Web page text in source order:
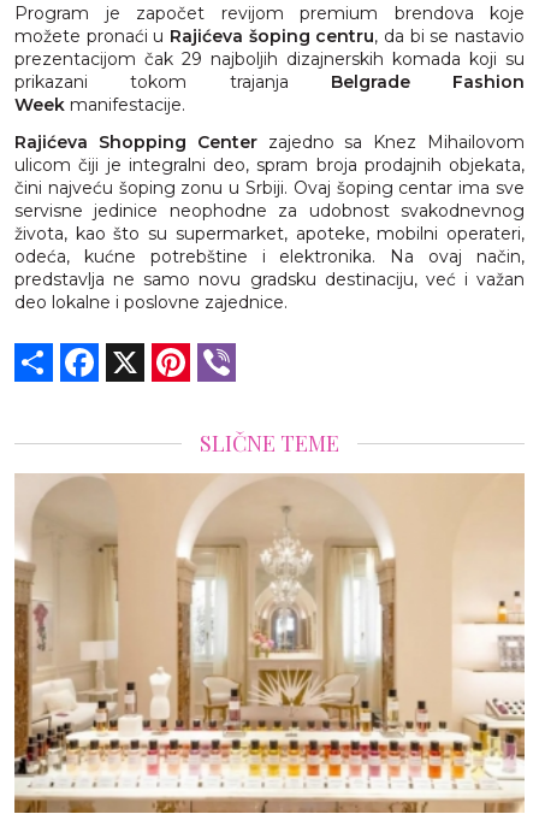
Program je započet revijom premium brendova koje
možete pronaći u Rajićeva šoping centru, da bi se nastavio
prezentacijom čak 29 najboljih dizajnerskih komada koji su
prikazani tokom trajanja Belgrade Fashion
Week manifestacije.
Rajićeva Shopping Centerzajedno sa Knez Mihailovom
ulicom čiji je integralni deo, spram broja prodajnih objekata,
čini najveću šoping zonu u Srbiji. Ovaj šoping centar ima sve
servisne jedinice neophodne za udobnost svakodnevnog
života, kao što su supermarket, apoteke, mobilni operateri,
odeća, kućne potrebštine i elektronika. Na ovaj način,
predstavlja ne samo novu gradsku destinaciju, već i važan
deo lokalne i poslovne zajednice.
Share Facebook Pinterest
SLIČNE TEME